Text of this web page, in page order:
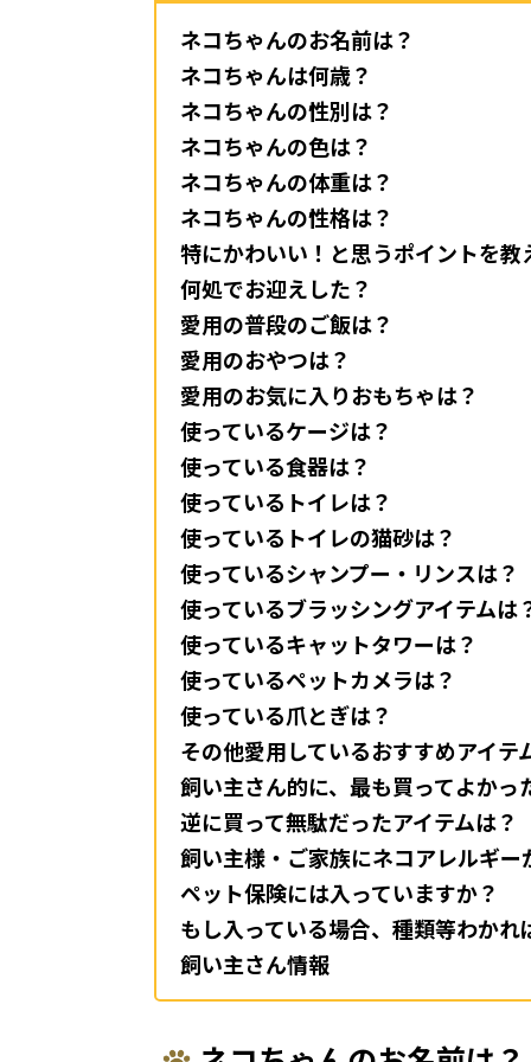
ネコちゃんのお名前は？
ネコちゃんは何歳？
ネコちゃんの性別は？
ネコちゃんの色は？
ネコちゃんの体重は？
ネコちゃんの性格は？
特にかわいい！と思うポイントを教
何処でお迎えした？
愛用の普段のご飯は？
愛用のおやつは？
愛用のお気に入りおもちゃは？
使っているケージは？
使っている食器は？
使っているトイレは？
使っているトイレの猫砂は？
使っているシャンプー・リンスは？
使っているブラッシングアイテムは
使っているキャットタワーは？
使っているペットカメラは？
使っている爪とぎは？
その他愛用しているおすすめアイテ
飼い主さん的に、最も買ってよかっ
逆に買って無駄だったアイテムは？
飼い主様・ご家族にネコアレルギー
ペット保険には入っていますか？
もし入っている場合、種類等わかれ
飼い主さん情報